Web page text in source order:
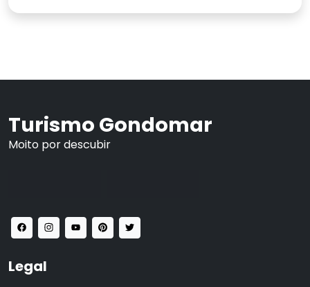
Turismo Gondomar
Moito por descubir
Legal